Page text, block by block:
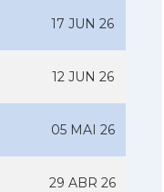
17 JUN 26
12 JUN 26
05 MAI 26
29 ABR 26